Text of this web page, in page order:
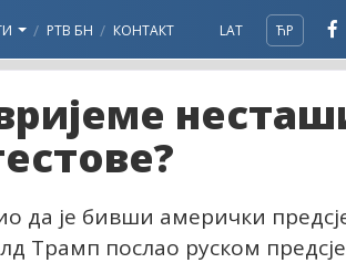
РТВ БН КОНТАКТ LAT ЋР
да је бивши амерички
Трамп послао руском